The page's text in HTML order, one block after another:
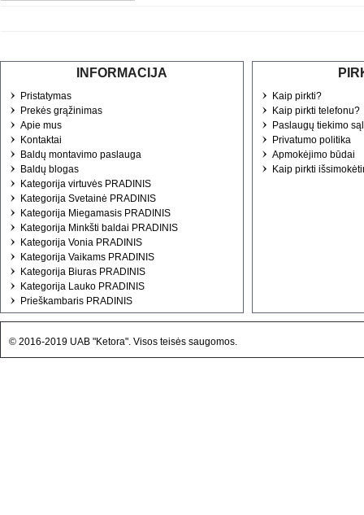
INFORMACIJA
Pristatymas
Prekės grąžinimas
Apie mus
Kontaktai
Baldų montavimo paslauga
Baldų blogas
Kategorija virtuvės PRADINIS
Kategorija Svetainė PRADINIS
Kategorija Miegamasis PRADINIS
Kategorija Minkšti baldai PRADINIS
Kategorija Vonia PRADINIS
Kategorija Vaikams PRADINIS
Kategorija Biuras PRADINIS
Kategorija Lauko PRADINIS
Prieškambaris PRADINIS
Kaip pirkti?
Kaip pirkti telefonu?
Paslaugų tiekimo
Privatumo politika
Apmokėjimo būdai
Kaip pirkti
© 2016-2019 UAB "Ketora". Visos teisės saugomos.